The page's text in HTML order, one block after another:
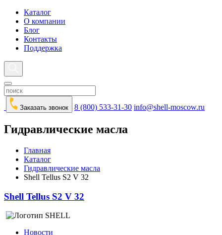
Каталог
О компании
Блог
Контакты
Поддержка
Заказать звонок 8 (800) 533-31-30 info@shell-moscow.ru
Гидравлические масла
Главная
Каталог
Гидравлические масла
Shell Tellus S2 V 32
Shell Tellus S2 V 32
Новости